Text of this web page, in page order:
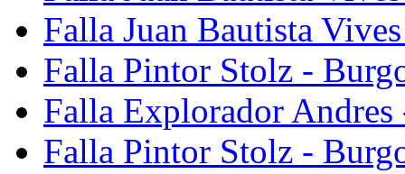
Falla Juan Bautista
Falla Pintor Stolz -
Falla Explorador Andres
Falla Pintor Stolz -